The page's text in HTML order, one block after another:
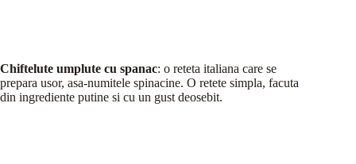
Chiftelute umplute cu spanac: o reteta italiana care se
prepara usor, asa-numitele spinacine. O retete simpla, facuta
din ingrediente putine si cu un gust deosebit.